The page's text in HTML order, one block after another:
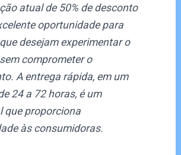
atual de 50% de desconto
oportunidade para
desejam experimentar o
comprometer o
A entrega rápida, em um
24 a 72 horas, é um
que proporciona
às consumidoras.